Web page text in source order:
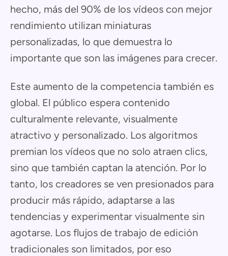
hecho, más del 90% de los vídeos con mejor
rendimiento utilizan miniaturas
personalizadas, lo que demuestra lo
importante que son las imágenes para crecer.
Este aumento de la competencia también es
global. El público espera contenido
culturalmente relevante, visualmente
atractivo y personalizado. Los algoritmos
premian los vídeos que no solo atraen clics,
sino que también captan la atención. Por lo
tanto, los creadores se ven presionados para
producir más rápido, adaptarse a las
tendencias y experimentar visualmente sin
agotarse. Los flujos de trabajo de edición
tradicionales son limitados, por eso